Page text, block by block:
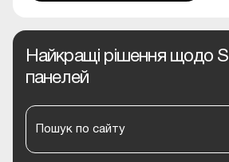
Найкращі рішення щодо
панелей